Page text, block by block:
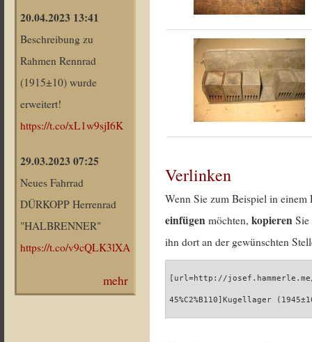
20.04.2023 13:41
Beschreibung zu
Rahmen Rennrad
(1915±10) wurde
erweitert!
https://t.co/xL1w9sjI6K
29.03.2023 07:25
Neues Fahrrad
DÜRKOPP Herrenrad
"HALBRENNER"
https://t.co/v9cQLK3lXA
mehr
Verlinken
Wenn Sie zum Beispiel in
einfügen möchten,kopieren
ihn dort an der gewünschten
[url=http://
45%C2%B110]Kugellager